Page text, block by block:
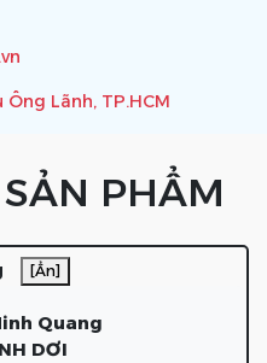
Ông Lãnh, TP.HCM
PHẨM
[Ẩn]
Quang
DƠI